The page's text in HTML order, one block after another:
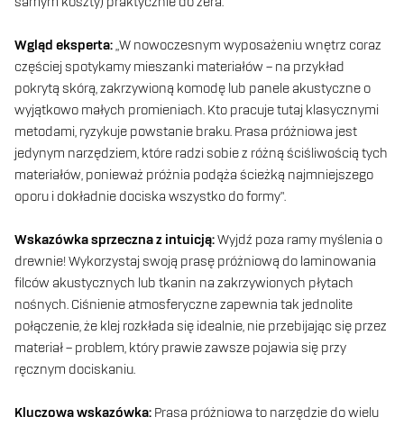
Wgląd eksperta:„W nowoczesnym wyposażeniu wnętrz coraz
częściej spotykamy mieszanki materiałów – na przykład
pokrytą skórą, zakrzywioną komodę lub panele akustyczne o
wyjątkowo małych promieniach. Kto pracuje tutaj klasycznymi
metodami, ryzykuje powstanie braku. Prasa próżniowa jest
jedynym narzędziem, które radzi sobie z różną ściśliwością tych
materiałów, ponieważ próżnia podąża ścieżką najmniejszego
oporu i dokładnie dociska wszystko do formy”.
Wskazówka sprzeczna z intuicją:Wyjdź poza ramy myślenia o
drewnie! Wykorzystaj swoją prasę próżniową do laminowania
filców akustycznych lub tkanin na zakrzywionych płytach
nośnych. Ciśnienie atmosferyczne zapewnia tak jednolite
połączenie, że klej rozkłada się idealnie, nie przebijając się przez
materiał – problem, który prawie zawsze pojawia się przy
ręcznym dociskaniu.
Kluczowa wskazówka: Prasa próżniowa to narzędzie do wielu